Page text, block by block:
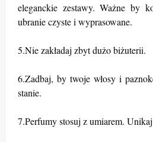
eleganckie zestawy. Ważne by
ubranie czyste i wyprasowane.
5.Nie zakładaj zbyt dużo biżuterii.
6.Zadbaj, by twoje włosy i
stanie.
7.Perfumy stosuj z umiarem.